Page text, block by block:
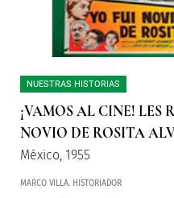
NUESTRAS HISTORIAS
¡VAMOS AL CINE! LES
NOVIO DE ROSITA
México, 1955
MARCO VILLA. HISTORIADOR